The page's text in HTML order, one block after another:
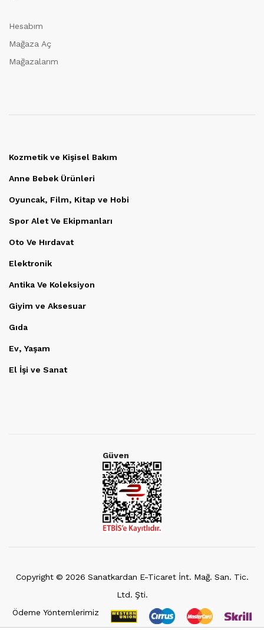
Hesabım
Mağaza Aç
Mağazalarım
Kozmetik ve Kişisel Bakım
Anne Bebek Ürünleri
Oyuncak, Film, Kitap ve Hobi
Spor Alet Ve Ekipmanları
Oto Ve Hırdavat
Elektronik
Antika Ve Koleksiyon
Giyim ve Aksesuar
Gıda
Ev, Yaşam
El İşi ve Sanat
Güven
Copyright © 2026 Sanatkardan E-Ticaret İnt. Mağ. San. Tic.
Ltd. Şti.
Ödeme Yöntemlerimiz